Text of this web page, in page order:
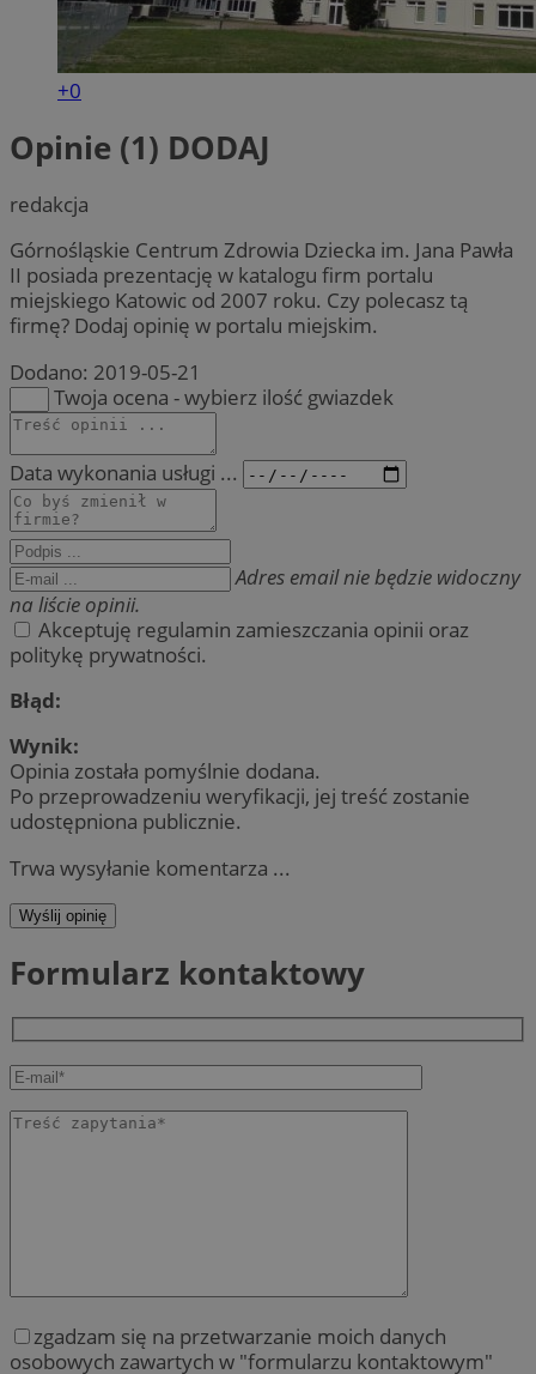
+0
Opinie (1) DODAJ
redakcja
Górnośląskie Centrum Zdrowia Dziecka im. Jana Pawła
II posiada prezentację w katalogu firm portalu
miejskiego Katowic od 2007 roku. Czy polecasz tą
firmę? Dodaj opinię w portalu miejskim.
Dodano: 2019-05-21
Twoja ocena - wybierz ilość gwiazdek
Data wykonania usługi ...
Adres email nie będzie widoczny
na liście opinii.
Akceptuję regulamin zamieszczania opinii oraz
politykę prywatności.
Błąd:
Wynik:
Opinia została pomyślnie dodana.
Po przeprowadzeniu weryfikacji, jej treść zostanie
udostępniona publicznie.
Trwa wysyłanie komentarza ...
Wyślij opinię
Formularz kontaktowy
zgadzam się na przetwarzanie moich danych
osobowych zawartych w "formularzu kontaktowym"